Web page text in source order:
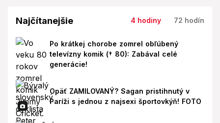
Najčítanejšie 4 hodiny 72 hodín
Po krátkej chorobe zomrel obľúbený
televízny komik († 80): Zabával celé
generácie!
Opäť ZAMILOVANÝ? Sagan pristihnutý v
Paríži s jednou z najsexi športovkýň! FOTO